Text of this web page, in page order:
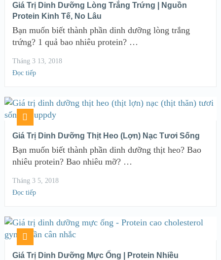
Giá Trị Dinh Dưỡng Lòng Trắng Trứng | Nguồn
Protein Kinh Tế, No Lâu
Bạn muốn biết thành phần dinh dưỡng lòng trắng
trứng? 1 quả bao nhiêu protein? …
Tháng 3 13, 2018
Đọc tiếp
Giá Trị Dinh Dưỡng Thịt Heo (Lợn) Nạc Tươi Sống
Bạn muốn biết thành phần dinh dưỡng thịt heo? Bao
nhiêu protein? Bao nhiêu mỡ? …
Tháng 3 5, 2018
Đọc tiếp
Giá Trị Dinh Dưỡng Mực Ống | Protein Nhiều